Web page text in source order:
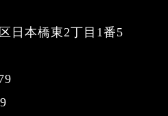
日本橋東2丁目1番5